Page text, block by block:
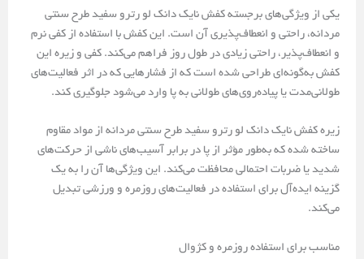
یکی از ویژگی‌های برجسته کفش نایک دانک لو رترو سفید طرح سنتی
مردانه، راحتی و انعطاف‌پذیری آن است. این کفش با استفاده از کفی نرم
و انعطاف‌پذیر، راحتی زیادی در طول روز فراهم می‌کند. کفی و زیره این
کفش به‌گونه‌ای طراحی شده است که از فشارهایی که در اثر فعالیت‌های
طولانی‌مدت یا پیاده‌روی‌های طولانی به پا وارد می‌شود جلوگیری کند.
زیره کفش نایک دانک لو رترو سفید طرح سنتی مردانه از مواد مقاوم
ساخته شده که به‌طور مؤثر از پا در برابر آسیب‌های ناشی از حرکت‌های
شدید یا ضربات احتمالی محافظت می‌کند. این ویژگی‌ها آن را به یک
گزینه ایده‌آل برای استفاده در فعالیت‌های روزمره و ورزشی تبدیل
می‌کند.
مناسب برای استفاده روزمره و کژوال